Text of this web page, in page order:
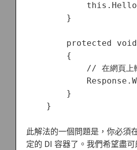
        }
protected
        {
// 在網頁上
        }
此解法的一個問題是，你必須
定的 DI 容器了。我們希望盡